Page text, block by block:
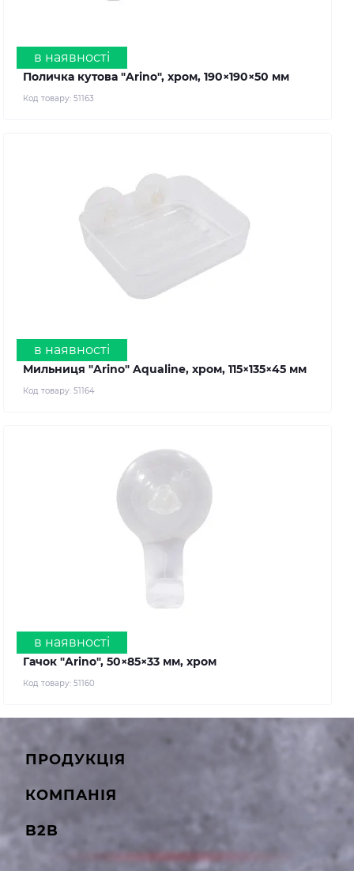
в наявності
Поличка кутова "Arino", хром, 190×190×50 мм
Код товару: 51163
в наявності
Мильниця "Arino" Aqualine, хром, 115×135×45 мм
Код товару: 51164
в наявності
Гачок "Arino", 50×85×33 мм, хром
Код товару: 51160
ПРОДУКЦІЯ
КОМПАНІЯ
B2B